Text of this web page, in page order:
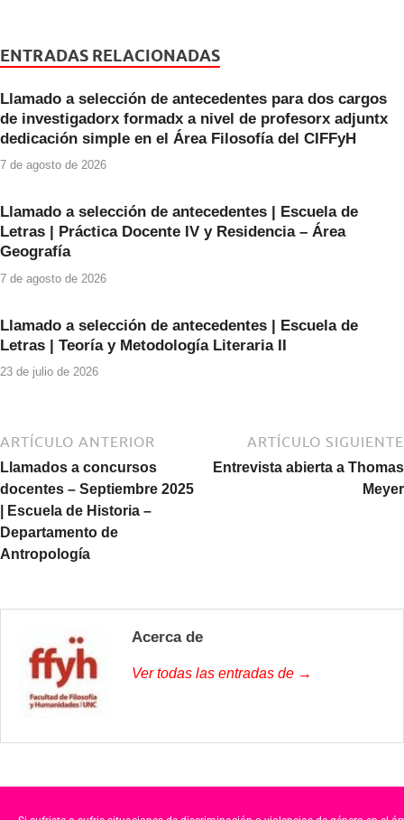
e
o
o
k
er s
p
p
ENTRADAS RELACIONADAS
Llamado a selección de antecedentes para dos cargos
de investigadorx formadx a nivel de profesorx adjuntx
dedicación simple en el Área Filosofía del CIFFyH
7 de agosto de 2026
Llamado a selección de antecedentes | Escuela de
Letras | Práctica Docente IV y Residencia – Área
Geografía
7 de agosto de 2026
Llamado a selección de antecedentes | Escuela de
Letras | Teoría y Metodología Literaria II
23 de julio de 2026
ARTÍCULO ANTERIOR
Llamados a concursos
docentes – Septiembre 2025
| Escuela de Historia –
Departamento de
Antropología
ARTÍCULO SIGUIENTE
Entrevista abierta a Thomas
Meyer
Acerca de
Ver todas las entradas de →